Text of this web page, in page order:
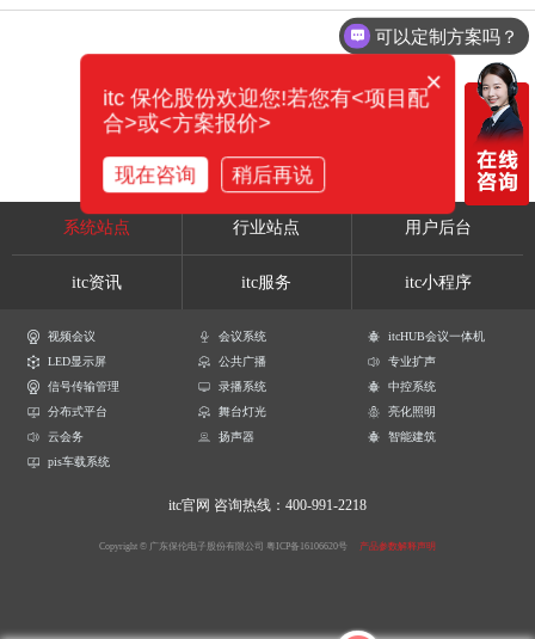
系统站点 行业站点 用户后台
itc资讯 itc服务 itc小程序
视频会议 会议系统
itcHUB会议一体机
LED显示屏
公共广播
专业扩声
信号传输管理
录播系统
中控系统
分布式平台
舞台灯光
亮化照明
云会务
扬声器
智能建筑
pis车载系统
itc官网 咨询热线：400-991-2218
Copyright © 广东保伦电子股份有限公司 粤ICP备16106620号 产品参数解释声明
可以定制方案吗？
×
itc 保伦股份欢迎您!若您有<项目配
合>或<方案报价>
现在咨询 稍后再说